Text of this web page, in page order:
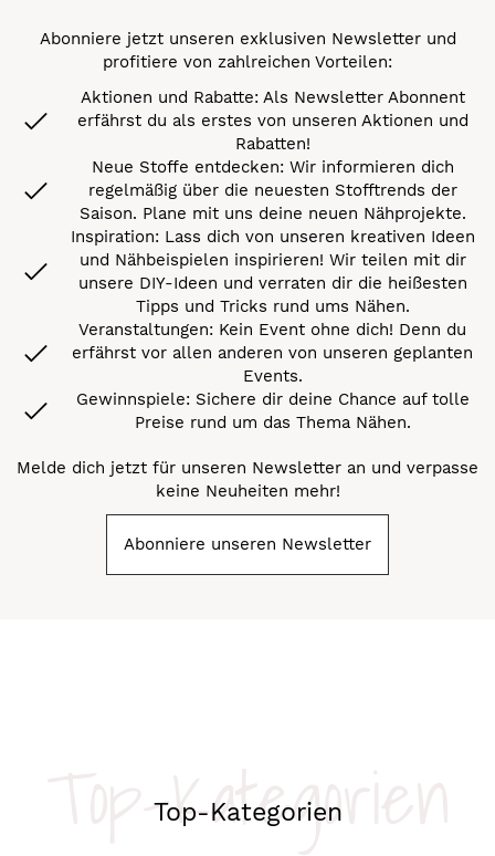
Abonniere jetzt unseren exklusiven Newsletter und
profitiere von zahlreichen Vorteilen:
Aktionen und Rabatte: Als Newsletter Abonnent
erfährst du als erstes von unseren Aktionen und
Rabatten!
Neue Stoffe entdecken: Wir informieren dich
regelmäßig über die neuesten Stofftrends der
Saison. Plane mit uns deine neuen Nähprojekte.
Inspiration: Lass dich von unseren kreativen Ideen
und Nähbeispielen inspirieren! Wir teilen mit dir
unsere DIY-Ideen und verraten dir die heißesten
Tipps und Tricks rund ums Nähen.
Veranstaltungen: Kein Event ohne dich! Denn du
erfährst vor allen anderen von unseren geplanten
Events.
Gewinnspiele: Sichere dir deine Chance auf tolle
Preise rund um das Thema Nähen.
Melde dich jetzt für unseren Newsletter an und verpasse
keine Neuheiten mehr!
Abonniere unseren Newsletter
Top-Kategorien
Top-Kategorien